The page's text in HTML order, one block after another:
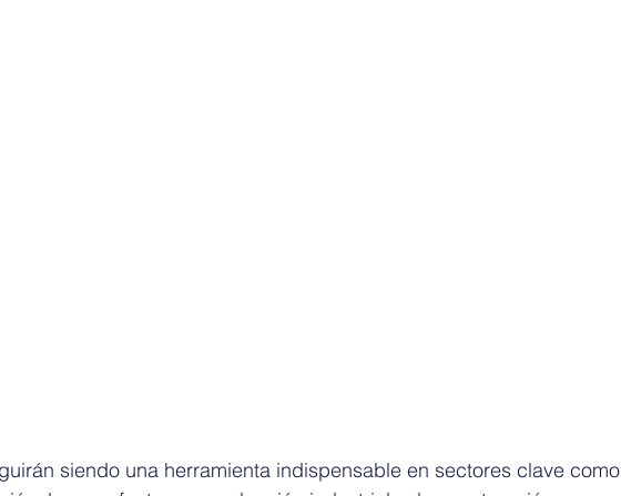
siendo una herramienta indispensable en sectores clave como